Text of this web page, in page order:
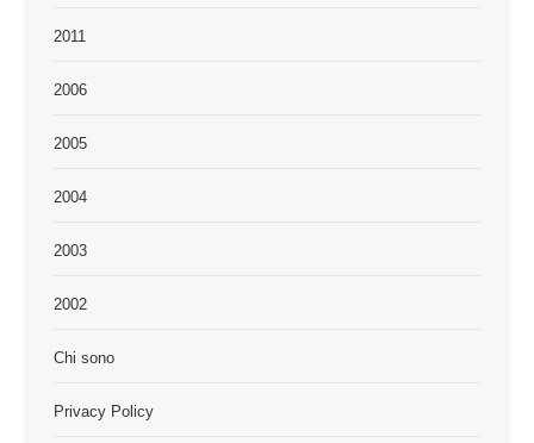
2011
2006
2005
2004
2003
2002
Chi sono
Privacy Policy